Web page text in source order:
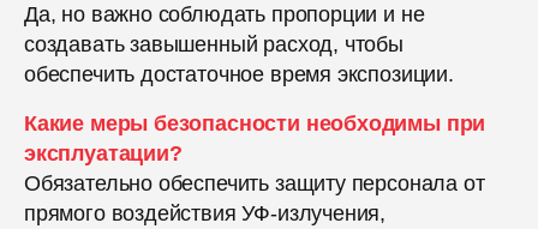
Да, но важно соблюдать пропорции и не
создавать завышенный расход, чтобы
обеспечить достаточное время экспозиции.
Какие меры безопасности необходимы при
эксплуатации?
Обязательно обеспечить защиту персонала от
прямого воздействия УФ-излучения,